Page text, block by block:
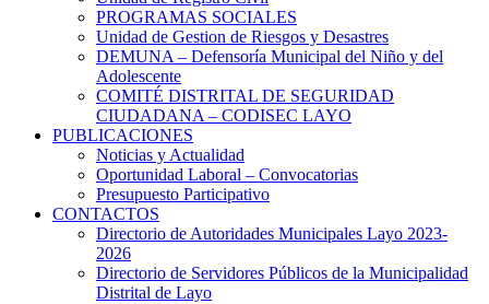
PROGRAMAS SOCIALES
Unidad de Gestion de Riesgos y Desastres
DEMUNA – Defensoría Municipal del Niño y del
Adolescente
COMITÉ DISTRITAL DE SEGURIDAD
CIUDADANA – CODISEC LAYO
PUBLICACIONES
Noticias y Actualidad
Oportunidad Laboral – Convocatorias
Presupuesto Participativo
CONTACTOS
Directorio de Autoridades Municipales Layo 2023-
2026
Directorio de Servidores Públicos de la Municipalidad
Distrital de Layo